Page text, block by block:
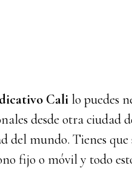
Cali lo puedes
desde otra ciudad
del mundo. Tienes
fijo o móvil y todo